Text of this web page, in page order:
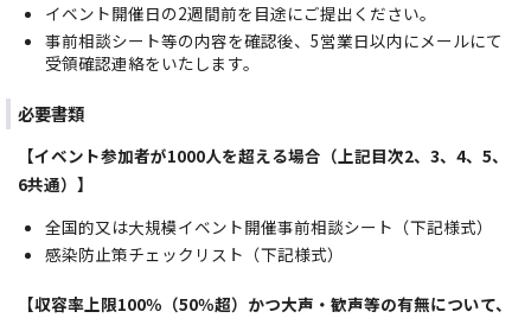
イベント開催日の2週間前を目途にご提出ください。
事前相談シート等の内容を確認後、5営業日以内にメールにて
受領確認連絡をいたします。
必要書類
【イベント参加者が1000人を超える場合（上記目次2、3、4、5、
6共通）】
全国的又は大規模イベント開催事前相談シート（下記様式）
感染防止策チェックリスト（下記様式）
【収容率上限100％（50％超）かつ大声・歓声等の有無について、